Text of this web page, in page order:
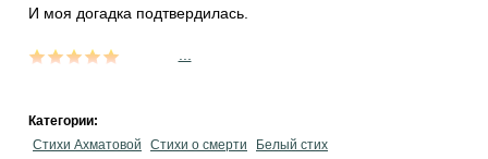
И моя догадка подтвердилась.
Категории:
Стихи Ахматовой
Стихи о смерти
Белый стих